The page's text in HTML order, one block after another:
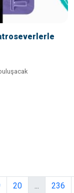
20 236